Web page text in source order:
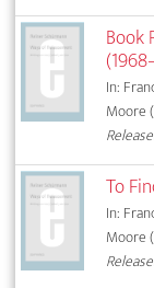
Book
In:
Moore
To
In:
Moore